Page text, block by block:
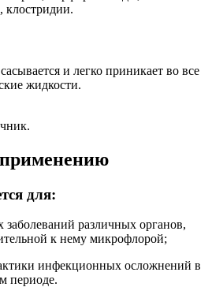
клостридии.
и легко приникает во все
жидкости.
для:
различных органов,
к нему микрофлорой;
инфекционных осложнений в
периоде.